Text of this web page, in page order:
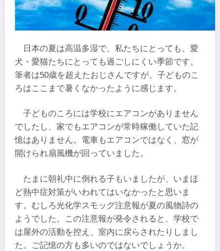
日本の夏は高温多湿で、私たちにとっても、愛
犬・愛猫たちにとっても過ごしにくい季節です。
筆者は50歳を超えたおじさんですが、子どものこ
ろはここまで暑くなかったように感じます。
子どものころには学校にエアコンがありません
でしたし、家でもエアコンが常時稼働していた記
憶はありません。電車もエアコンではなく、窓が
開けられ扇風機が回っていました。
たまに朝礼中に倒れる子もいましたが、いまほ
ど熱中症対策がいわれてはいなかったと思いま
す。むしろ光化学スモッグ注意報が夏の風物詩の
ようでした。この注意報が発令されると、学校で
は屋外の活動を控え、室内に戻らされたりしまし
た。ご記憶の方も多いのではないでしょうか。